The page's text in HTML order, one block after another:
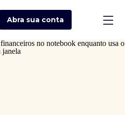
Abra sua conta